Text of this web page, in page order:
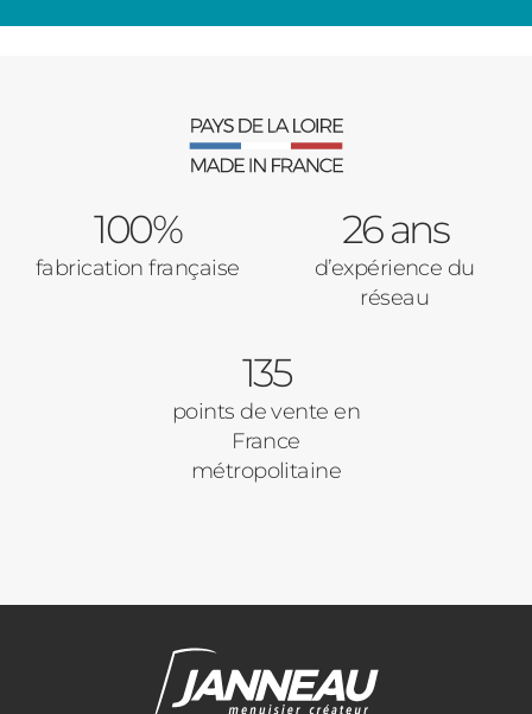
100%
fabrication française
26 ans
d’expérience du
réseau
135
points de vente en
France
métropolitaine